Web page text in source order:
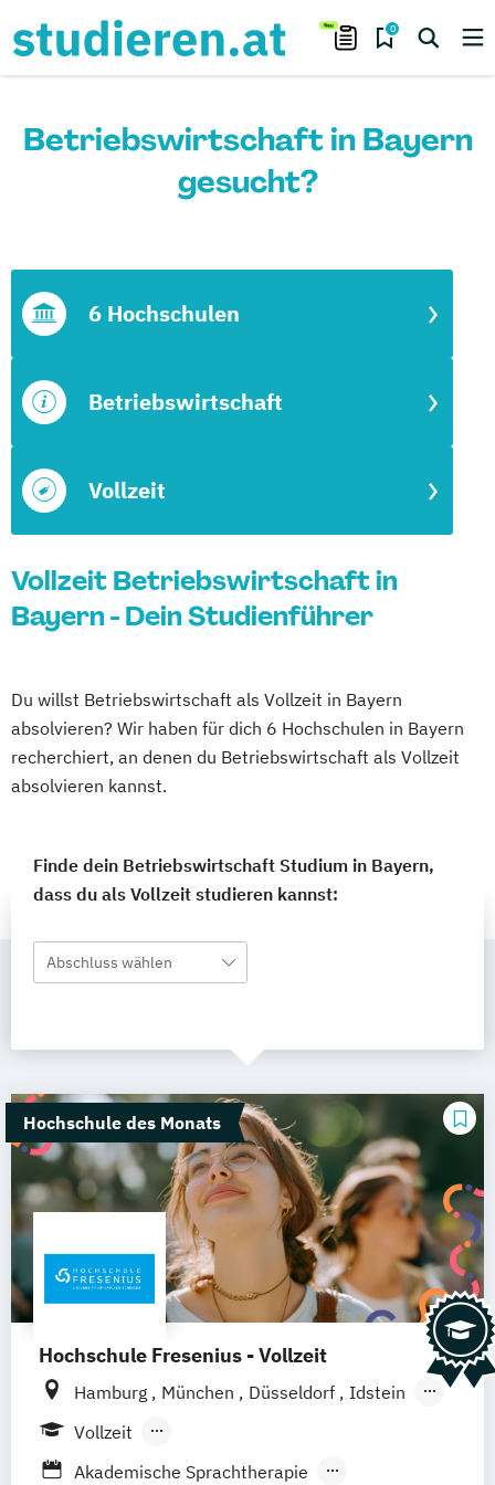
0
Betriebswirtschaft in Bayern
gesucht?
Vollzeit
Betriebswirtschaft
6 Hochschulen
Vollzeit Betriebswirtschaft in
Bayern - Dein Studienführer
Du willst Betriebswirtschaft als Vollzeit in Bayern
absolvieren? Wir haben für dich 6 Hochschulen in Bayern
recherchiert, an denen du Betriebswirtschaft als Vollzeit
absolvieren kannst.
Finde dein Betriebswirtschaft Studium in Bayern,
dass du als Vollzeit studieren kannst:
Abschluss wählen
Hochschule des Monats
Hochschule Fresenius - Vollzeit
Hamburg München Düsseldorf
Idstein
Berlin
Vollzeit
Berufsbegleitendes Präsenzstudium
Akademische Sprachtherapie